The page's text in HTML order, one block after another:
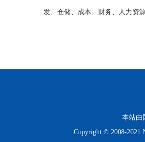
发、仓储、成本、财务、人力资
本站由
Copyright © 2008-